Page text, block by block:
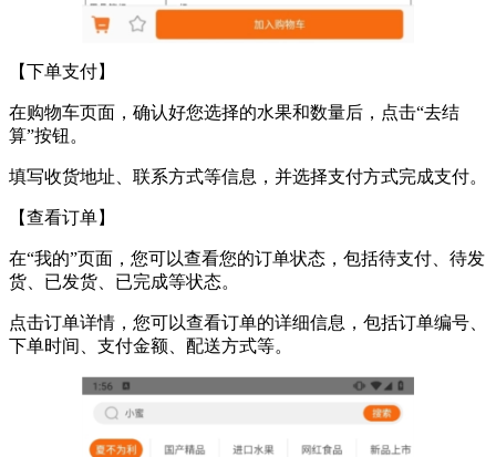
【下单支付】
在购物车页面，确认好您选择的水果和数量后，点击“去结
算”按钮。
填写收货地址、联系方式等信息，并选择支付方式完成支付。
【查看订单】
在“我的”页面，您可以查看您的订单状态，包括待支付、待发
货、已发货、已完成等状态。
点击订单详情，您可以查看订单的详细信息，包括订单编号、
下单时间、支付金额、配送方式等。